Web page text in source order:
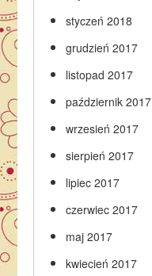
styczeń 2018
grudzień 2017
listopad 2017
październik 2017
wrzesień 2017
sierpień 2017
lipiec 2017
czerwiec 2017
maj 2017
kwiecień 2017